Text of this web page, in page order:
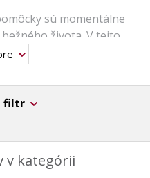
sú momentálne
života. V tejto
dezinfekčných stojanov,
nášľapných, ale aj
zakúpenia náplne
gélu.
boxy pre rúška,
apod., a tiež germicídne
filtr
v kategórii